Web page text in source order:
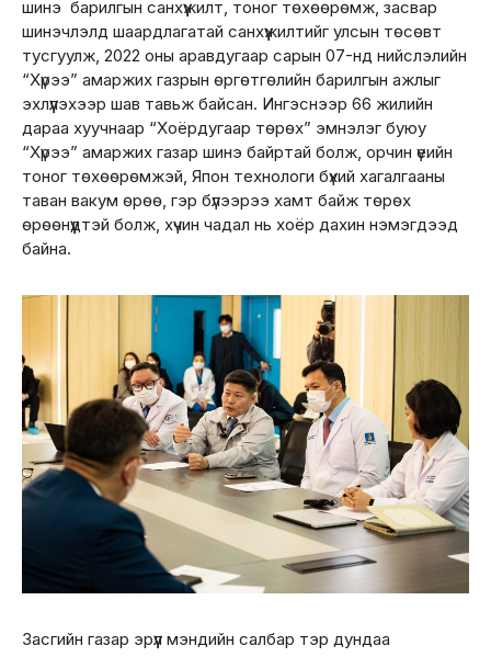
шинэ барилгын санхүүжилт, тоног төхөөрөмж, засвар
шинэчлэлд шаардлагатай санхүүжилтийг улсын төсөвт
тусгуулж, 2022 оны аравдугаар сарын 07-нд нийслэлийн
“Хүрээ” амаржих газрын өргөтгөлийн барилгын ажлыг
эхлүүлэхээр шав тавьж байсан. Ингэснээр 66 жилийн
дараа хуучнаар “Хоёрдугаар төрөх” эмнэлэг буюу
“Хүрээ” амаржих газар шинэ байртай болж, орчин үеийн
тоног төхөөрөмжэй, Япон технологи бүхий хагалгааны
таван вакум өрөө, гэр бүлээрээ хамт байж төрөх
өрөөнүүдтэй болж, хүчин чадал нь хоёр дахин нэмэгдээд
байна.
Засгийн газар эрүүл мэндийн салбар тэр дундаа